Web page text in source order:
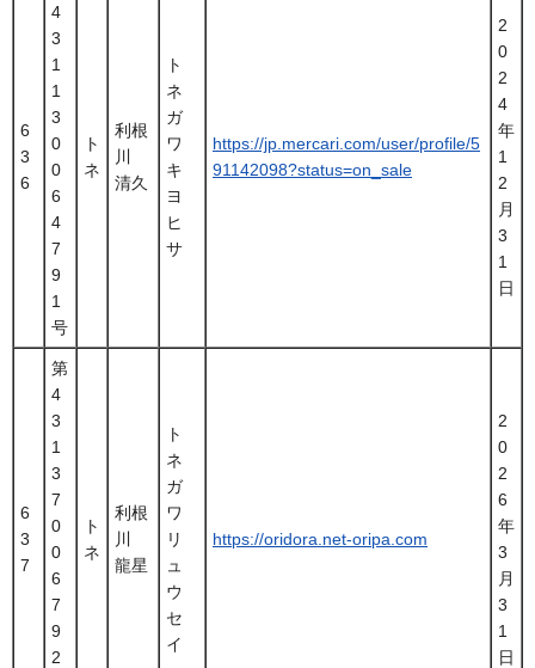
6
3
6
4
3
1
1
3
0
0
6
4
7
9
1
号
ト
ネ
利根
川
清久
ト
ネ
ガ
ワ
キ
ヨ
ヒ
サ
https://jp.mercari.com/user/profile/5
91142098?status=on_sale
2
0
2
4
年
1
2
月
3
1
日
6
3
7
第
4
3
1
3
7
0
0
6
7
9
2
ト
ネ
利根
川
龍星
ト
ネ
ガ
ワ
リ
ュ
ウ
セ
イ
https://oridora.net-oripa.com
2
0
2
6
年
3
月
3
1
日